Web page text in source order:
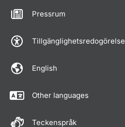
Pressrum
Tillgänglighetsredogörelse
English
Other languages
Teckenspråk